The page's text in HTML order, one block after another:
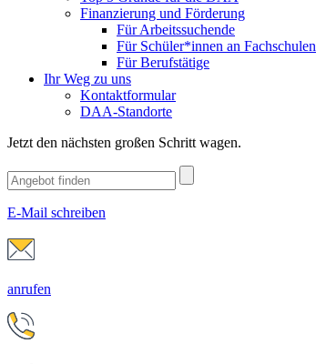
Finanzierung und Förderung
Für Arbeitssuchende
Für Schüler*innen an Fachschulen
Für Berufstätige
Ihr Weg zu uns
Kontaktformular
DAA-Standorte
Jetzt den nächsten großen Schritt wagen.
E-Mail schreiben
anrufen